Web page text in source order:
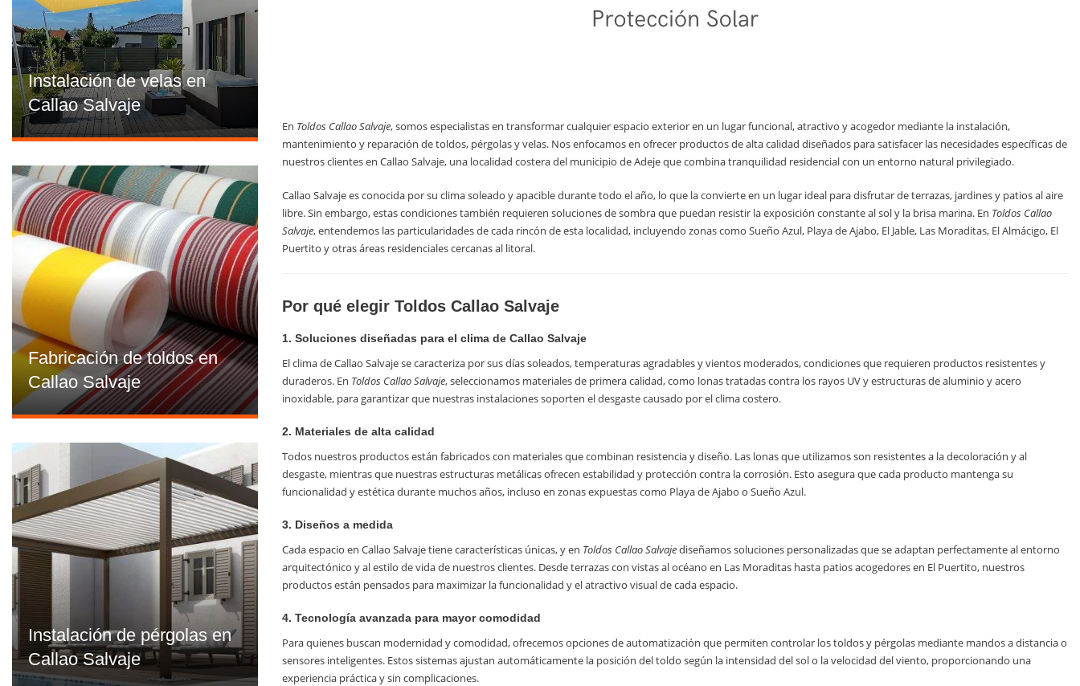
Instalación de velas en
Callao Salvaje
Fabricación de toldos en
Callao Salvaje
Instalación de pérgolas en
Callao Salvaje
En Toldos Callao Salvaje, somos especialistas en transformar cualquier espacio exterior en un lugar funcional, atractivo y acogedor mediante la instalación,
mantenimiento y reparación de toldos, pérgolas y velas. Nos enfocamos en ofrecer productos de alta calidad diseñados para satisfacer las necesidades específicas de
nuestros clientes en Callao Salvaje, una localidad costera del municipio de Adeje que combina tranquilidad residencial con un entorno natural privilegiado.
Callao Salvaje es conocida por su clima soleado y apacible durante todo el año, lo que la convierte en un lugar ideal para disfrutar de terrazas, jardines y patios al aire
libre. Sin embargo, estas condiciones también requieren soluciones de sombra que puedan resistir la exposición constante al sol y la brisa marina. En Toldos Callao
Salvaje, entendemos las particularidades de cada rincón de esta localidad, incluyendo zonas como Sueño Azul, Playa de Ajabo, El Jable, Las Moraditas, El Almácigo, El
Puertito y otras áreas residenciales cercanas al litoral.
Por qué elegir Toldos Callao Salvaje
1. Soluciones diseñadas para el clima de Callao Salvaje
El clima de Callao Salvaje se caracteriza por sus días soleados, temperaturas agradables y vientos moderados, condiciones que requieren productos resistentes y
duraderos. En Toldos Callao Salvaje, seleccionamos materiales de primera calidad, como lonas tratadas contra los rayos UV y estructuras de aluminio y acero
inoxidable, para garantizar que nuestras instalaciones soporten el desgaste causado por el clima costero.
2. Materiales de alta calidad
Todos nuestros productos están fabricados con materiales que combinan resistencia y diseño. Las lonas que utilizamos son resistentes a la decoloración y al
desgaste, mientras que nuestras estructuras metálicas ofrecen estabilidad y protección contra la corrosión. Esto asegura que cada producto mantenga su
funcionalidad y estética durante muchos años, incluso en zonas expuestas como Playa de Ajabo o Sueño Azul.
3. Diseños a medida
Cada espacio en Callao Salvaje tiene características únicas, y en Toldos Callao Salvajediseñamos soluciones personalizadas que se adaptan perfectamente al entorno
arquitectónico y al estilo de vida de nuestros clientes. Desde terrazas con vistas al océano en Las Moraditas hasta patios acogedores en El Puertito, nuestros
productos están pensados para maximizar la funcionalidad y el atractivo visual de cada espacio.
4. Tecnología avanzada para mayor comodidad
Para quienes buscan modernidad y comodidad, ofrecemos opciones de automatización que permiten controlar los toldos y pérgolas mediante mandos a distancia o
sensores inteligentes. Estos sistemas ajustan automáticamente la posición del toldo según la intensidad del sol o la velocidad del viento, proporcionando una
experiencia práctica y sin complicaciones.